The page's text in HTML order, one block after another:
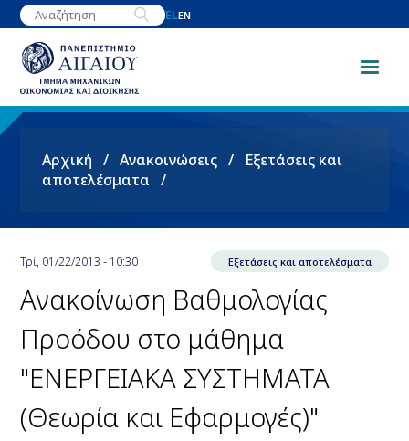
Παράκαμψη
προς
κυρίως
περιεχόμενο
ELEN
Breadcrumb
Αρχική Ανακοινώσεις
Εξετάσεις και
αποτελέσματα
Τρί, 01/22/2013 - 10:30 Εξετάσεις και αποτελέσματα
Ανακοίνωση Βαθμολογίας
Προόδου στο μάθημα
"ΕΝΕΡΓΕΙΑΚΑ ΣΥΣΤΗΜΑΤΑ
(Θεωρία και Εφαρμογές)"